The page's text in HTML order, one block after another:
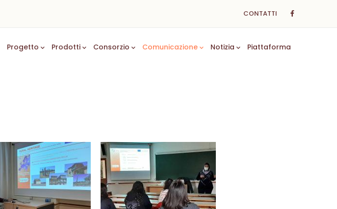
CONTATTI
Progetto Prodotti Consorzio Comunicazione Notizia Piattaforma